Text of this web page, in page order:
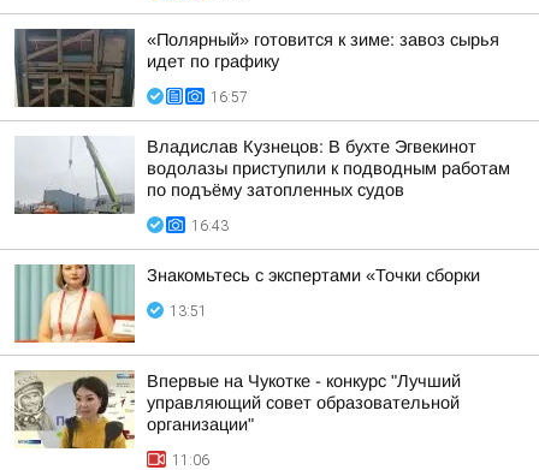
«Полярный» готовится к зиме: завоз сырья
идет по графику
16:57
Владислав Кузнецов: В бухте Эгвекинот
водолазы приступили к подводным работам
по подъёму затопленных судов
16:43
Знакомьтесь с экспертами «Точки сборки
13:51
Впервые на Чукотке - конкурс "Лучший
управляющий совет образовательной
организации"
11:06